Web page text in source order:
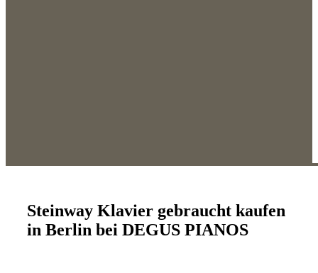
Steinway Klavier gebraucht kaufen
in Berlin bei DEGUS PIANOS